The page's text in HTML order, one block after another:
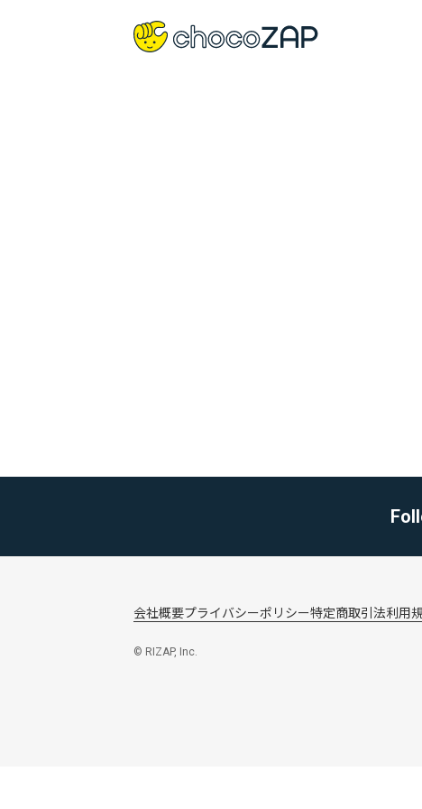
会社概要プライバシーポリシー特定商取引法利用
© RIZAP, Inc.